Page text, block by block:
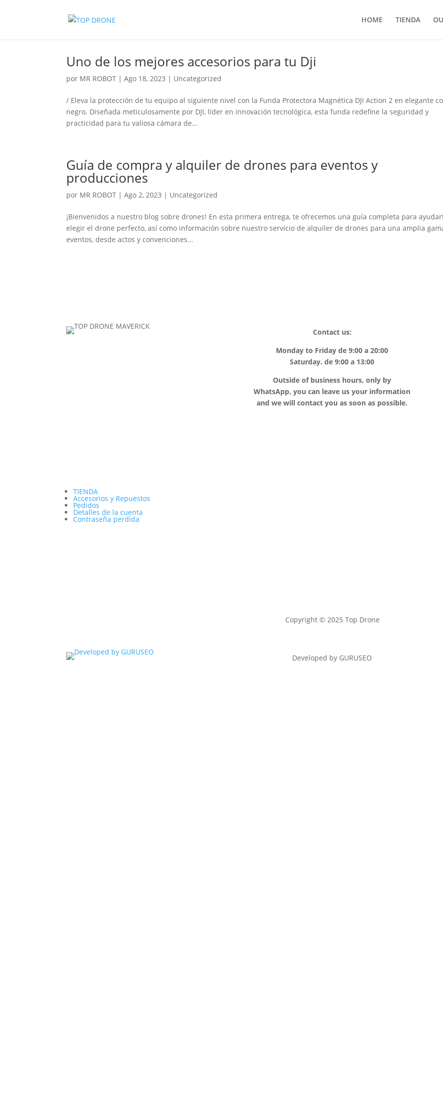
HOME TIENDA
Uno de los mejores accesorios para tu Dji
por MR ROBOT |Ago 18, 2023 | Uncategorized
/ Eleva la protección de tu equipo al siguiente nivel con la Funda Protectora Magnética DJI Action 2 en elegante
negro. Diseñada meticulosamente por DJI, líder en innovación tecnológica, esta funda redefine la seguridad y
practicidad para tu valiosa cámara de...
Guía de compra y alquiler de drones para eventos y
producciones
por MR ROBOT |Ago 2, 2023 | Uncategorized
¡Bienvenidos a nuestro blog sobre drones! En esta primera entrega, te ofrecemos una guía completa para
elegir el drone perfecto, así como información sobre nuestro servicio de alquiler de drones para una amplia
eventos, desde actos y convenciones...
Contact us:
Monday to Friday de 9:00 a 20:00
Saturday. de 9:00 a 13:00
Outside of business hours, only by
WhatsApp, you can leave us your information
and we will contact you as soon as possible.
TIENDA
Accesorios y Repuestos
Pedidos
Detalles de la cuenta
Contraseña perdida
Copyright © 2025 Top Drone
Developed by GURUSEO